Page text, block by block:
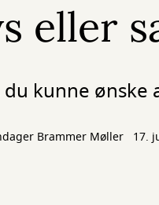
eller
kunne ønske
Brammer Møller 17.